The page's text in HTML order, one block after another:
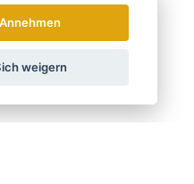
Annehmen
weigern